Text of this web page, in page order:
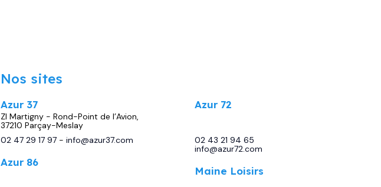
Nos sites
Azur 37
ZI Martigny - Rond-Point de l’Avion,
37210 Parçay-Meslay
02 47 29 17 97- info@azur37.com
Azur 86
Azur 72
02 43 21 94 65
info@azur72.com
Maine Loisirs